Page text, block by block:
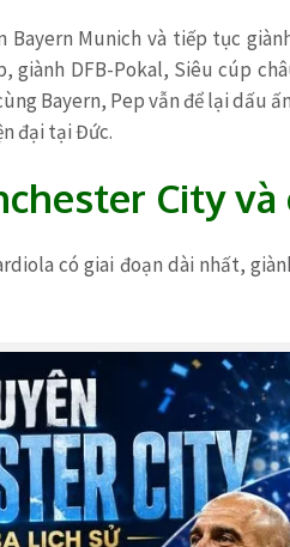
Bayern Munich và tiếp tục
DFB-Pokal, Siêu cúp
Bayern, Pep vẫn để lại dấu
đại tại Đức.
City
có giai đoạn dài nhất,